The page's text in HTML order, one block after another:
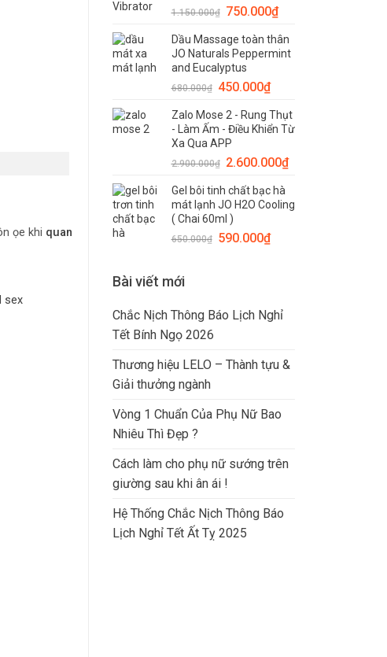
1.150.000₫ 750.000₫
Dầu Massage toàn thân
JO Naturals Peppermint
and Eucalyptus
680.000₫ 450.000₫
Zalo Mose 2 - Rung Thụt
- Làm Ấm - Điều Khiển Từ
Xa Qua APP
2.900.000₫ 2.600.000₫
Gel bôi tinh chất bạc hà
mát lạnh JO H2O Cooling
( Chai 60ml )
650.000₫ 590.000₫
Bài viết mới
Chắc Nịch Thông Báo Lịch Nghỉ
Tết Bính Ngọ 2026
Thương hiệu LELO – Thành tựu &
Giải thưởng ngành
Vòng 1 Chuẩn Của Phụ Nữ Bao
Nhiêu Thì Đẹp ?
Cách làm cho phụ nữ sướng trên
giường sau khi ân ái !
Hệ Thống Chắc Nịch Thông Báo
Lịch Nghỉ Tết Ất Tỵ 2025
ọe khi quan
sex